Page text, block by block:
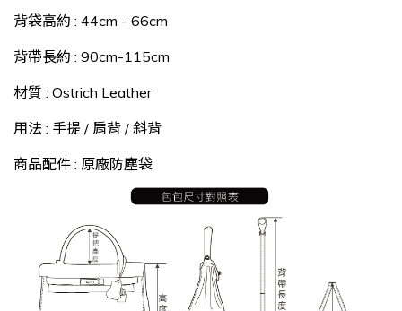
背袋高約 : 44cm - 66cm
背帶長約 : 90cm-115cm
材質 : Ostrich Leather
用法 : 手提 / 肩背 / 斜背
商品配件 : 原廠防塵袋